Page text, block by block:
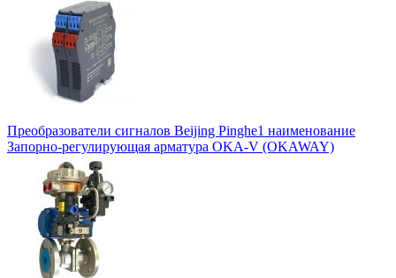
Преобразователи сигналов Beijing Pinghe1 наименование
Запорно-регулирующая арматура OKA-V (OKAWAY)